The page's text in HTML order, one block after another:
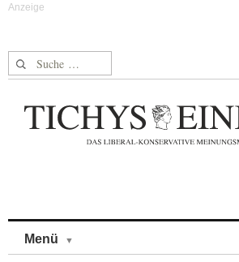
Suche nach:
Menü